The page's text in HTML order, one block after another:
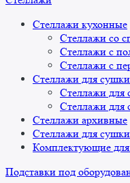
Стеллажи кухонные
Стеллажи со
Стеллажи с
Стеллажи с
Стеллажи для
Стеллажи для
Стеллажи для
Стеллажи архивные
Стеллажи для
Комплектующие для
Подставки под